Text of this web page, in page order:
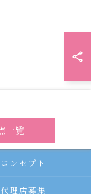
一覧
コンセプト
代理店募集